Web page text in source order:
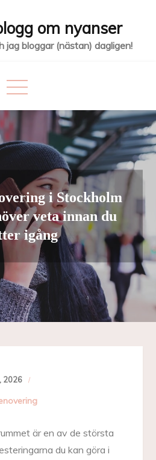
om nyanser
jag bloggar (nästan) dagligen!
i Stockholm
veta innan du
igång
2026
är en av de största
du kan göra i